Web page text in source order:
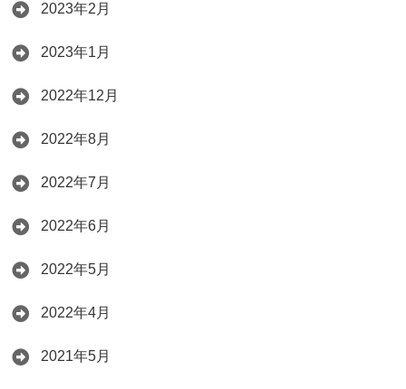
2023年2月
2023年1月
2022年12月
2022年8月
2022年7月
2022年6月
2022年5月
2022年4月
2021年5月